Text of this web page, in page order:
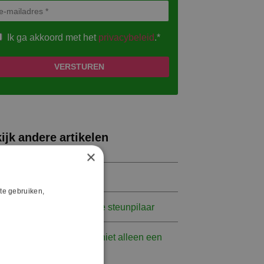
Ik ga akkoord met hetprivacybeleid.*
andere artikelen
De WOR als strategische steunpilaar
Medezeggenschap zou niet alleen een
×
gebruiken,